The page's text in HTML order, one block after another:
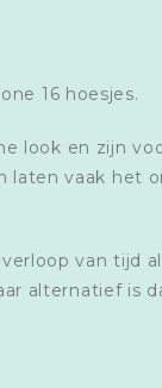
16 hoesjes.
look en zijn
laten vaak het
van tijd
alternatief is